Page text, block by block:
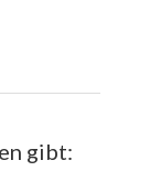
gibt: